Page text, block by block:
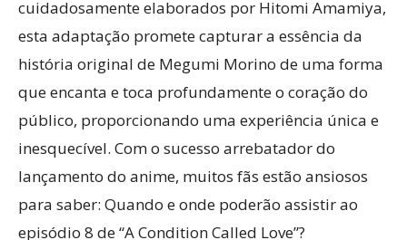
cuidadosamente elaborados por Hitomi Amamiya,
esta adaptação promete capturar a essência da
história original de Megumi Morino de uma forma
que encanta e toca profundamente o coração do
público, proporcionando uma experiência única e
inesquecível. Com o sucesso arrebatador do
lançamento do anime, muitos fãs estão ansiosos
para saber: Quando e onde poderão assistir ao
episódio 8 de “A Condition Called Love”?